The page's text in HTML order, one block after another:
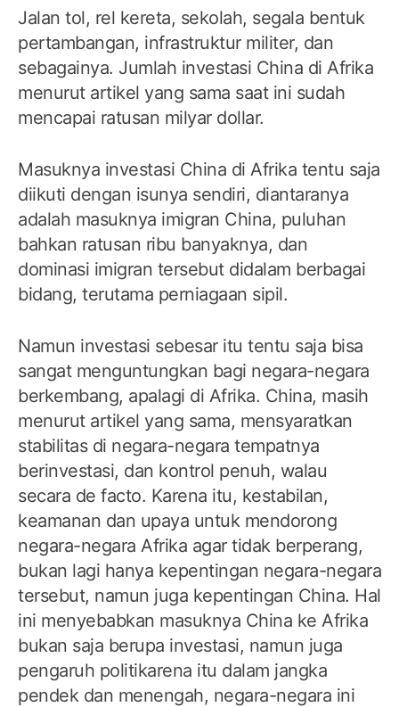
Jalan tol, rel kereta, sekolah, segala bentuk
pertambangan, infrastruktur militer, dan
sebagainya. Jumlah investasi China di Afrika
menurut artikel yang sama saat ini sudah
mencapai ratusan milyar dollar.
Masuknya investasi China di Afrika tentu saja
diikuti dengan isunya sendiri, diantaranya
adalah masuknya imigran China, puluhan
bahkan ratusan ribu banyaknya, dan
dominasi imigran tersebut didalam berbagai
bidang, terutama perniagaan sipil.
Namun investasi sebesar itu tentu saja bisa
sangat menguntungkan bagi negara-negara
berkembang, apalagi di Afrika. China, masih
menurut artikel yang sama, mensyaratkan
stabilitas di negara-negara tempatnya
berinvestasi, dan kontrol penuh, walau
secara de facto. Karena itu, kestabilan,
keamanan dan upaya untuk mendorong
negara-negara Afrika agar tidak berperang,
bukan lagi hanya kepentingan negara-negara
tersebut, namun juga kepentingan China. Hal
ini menyebabkan masuknya China ke Afrika
bukan saja berupa investasi, namun juga
pengaruh politikarena itu dalam jangka
pendek dan menengah, negara-negara ini